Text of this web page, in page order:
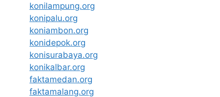
konilampung.org
konipalu.org
koniambon.org
konidepok.org
konisurabaya.org
konikalbar.org
faktamedan.org
faktamalang.org